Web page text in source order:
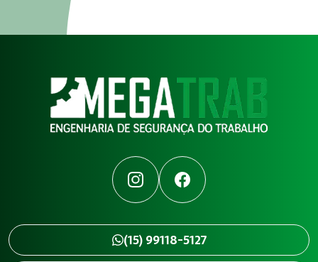
InstagramFacebook
(15) 99118-5127